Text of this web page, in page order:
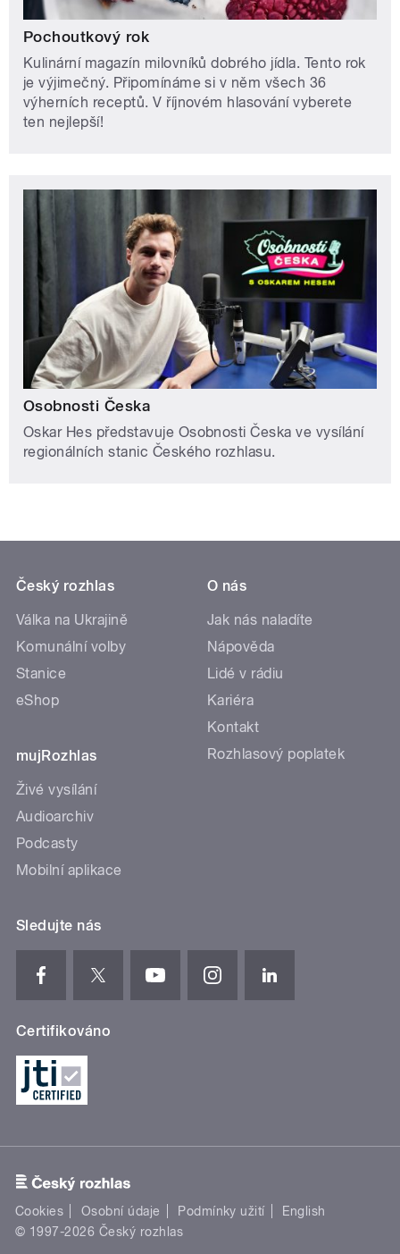
Pochoutkový rok
Kulinární magazín milovníků dobrého jídla. Tento rok
je výjimečný. Připomínáme si v něm všech 36
výherních receptů. V říjnovém hlasování vyberete
ten nejlepší!
Osobnosti Česka
Oskar Hes představuje Osobnosti Česka ve vysílání
regionálních stanic Českého rozhlasu.
Český rozhlas
Válka na Ukrajině
Komunální volby
Stanice
eShop
mujRozhlas
Živé vysílání
Audioarchiv
Podcasty
Mobilní aplikace
O nás
Jak nás naladíte
Nápověda
Lidé v rádiu
Kariéra
Kontakt
Rozhlasový poplatek
Sledujte nás
Certifikováno
Cookies Osobní údaje Podmínky užití
English
© 1997-2026 Český rozhlas